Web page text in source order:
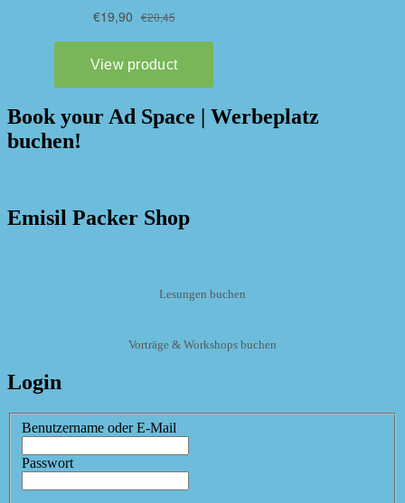
Book your Ad Space | Werbeplatz
buchen!
Emisil Packer Shop
Lesungen buchen
Vorträge & Workshops buchen
Login
Benutzername oder E-Mail
Passwort